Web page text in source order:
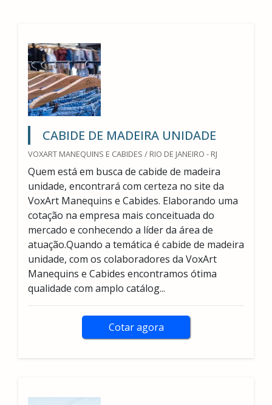
CABIDE DE MADEIRA UNIDADE
VOXART MANEQUINS E CABIDES / RIO DE JANEIRO - RJ
Quem está em busca de cabide de madeira
unidade, encontrará com certeza no site da
VoxArt Manequins e Cabides. Elaborando uma
cotação na empresa mais conceituada do
mercado e conhecendo a líder da área de
atuação.Quando a temática é cabide de madeira
unidade, com os colaboradores da VoxArt
Manequins e Cabides encontramos ótima
qualidade com amplo catálog...
Cotar agora